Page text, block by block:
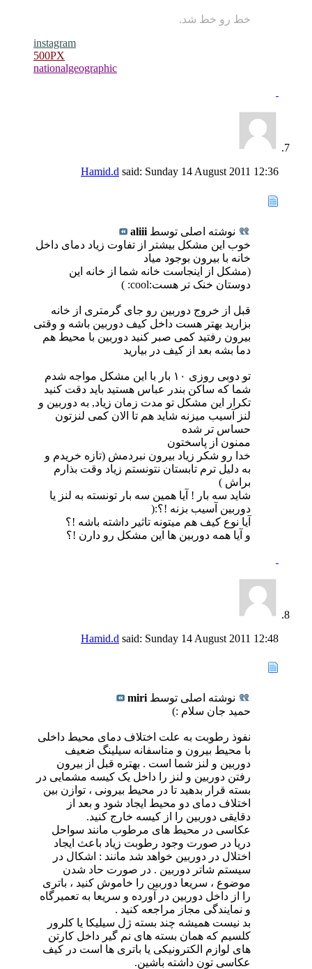
خط رو خط شد.
instagram
500PX
nationalgeographic
Hamid.d said: Sunday 14 August 2011 12:36
نوشته اصلی توسط aliii
خوب این مشکل بیشتر از تفاوت زیاد دمای داخل
خانه با بیرون بوجود میاد
(مشکل از اینجاست خانه شما از خانه این
دوستان خنک تر هست:cool: )
قبل از خروج دوربین رو جای گرمتری از خانه
بزارید بهتر هست داخل کیف دوربین باشه و وقتی
بیرون رفتید کمی صبر کنید دوربین با محیط هم
دما بشه بعد از کیف در بیارید
تو دوبی روزی ۱۰ بار با این مشکل مواجه شدم
شما که ساکن بندر عباس هستید باید دقت کنید
تکرار این مشکل تو مدت زمان زیاد, به دوربین و
لنز آسیب میزنه شاید هم تا الان کمی لنزتون
حساس تر شده
ممنون از پاسختون
خدا رو شکر زیاد بیرون نبردمش (تازه خریدم و
به دلیل ترم تابستان نتونستم زیاد وقت بذارم
براش )
شاید سه بار ! آیا همین سه بار تونسته به لنز یا
دوربین آسیب بزنه !؟:(
آیا نوع کیف هم میتونه تاثیر داشته باشه !؟
و آیا همه دوربین ها این مشکل رو دارن !؟
Hamid.d said: Sunday 14 August 2011 12:48
نوشته اصلی توسط miri
حمید جان سلام :)
نفوذ رطوبت به علت اختلاف دمای محیط داخلی
با محیط بیرون و متاسفانه سیلینگ ضعیف
دوربین و لنز شما است . بهتره قبل از بیرون
رفتن دوربین و لنز را داخل یک کیسه مشمایی در
بسته قرار بدهید تا در محیط بیرونی ، توازن بین
اختلاف دمای دو محیط ایجاد شود و بعد از
دقایقی دوربین را از کیسه خارج کنید.
عکاسی در محیط های مرطوب مانند سواحل
دریا در صورت وجود رطوبت زیاد باعث ایجاد
اختلال در دوربین خواهد شد مانند : اشکال در
سیستم شاتر دوربین . در صورت حاد شدن
موضوع ، سریعا دوربین را خاموش کنید ، باتری
را از داخل دوربین در آورده و سریعا به تعمیرگاه
و نمایندگی مجاز مراجعه کنید .
بد نیست همیشه چند بسته ژل سیلیکا یا کلرور
کلسیم که همان بسته های نم گیر داخل کارتن
های لوازم الکترونیکی یا باتری ها است در کیف
عکاسی تون داشته باشین.